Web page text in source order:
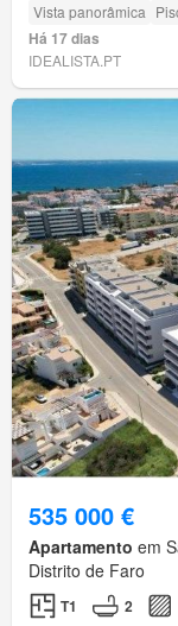
Vista panorâmica
Há 17 dias
IDEALISTA.PT
535 000 €
Apartamento em
Distrito de Faro
T1 2